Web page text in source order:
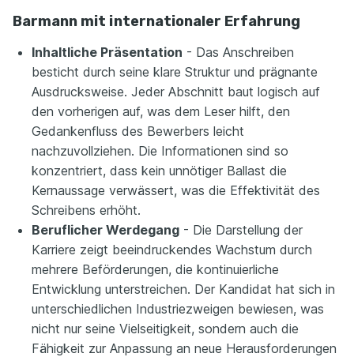
Barmann mit internationaler Erfahrung
Inhaltliche Präsentation - Das Anschreiben
besticht durch seine klare Struktur und prägnante
Ausdrucksweise. Jeder Abschnitt baut logisch auf
den vorherigen auf, was dem Leser hilft, den
Gedankenfluss des Bewerbers leicht
nachzuvollziehen. Die Informationen sind so
konzentriert, dass kein unnötiger Ballast die
Kernaussage verwässert, was die Effektivität des
Schreibens erhöht.
Beruflicher Werdegang - Die Darstellung der
Karriere zeigt beeindruckendes Wachstum durch
mehrere Beförderungen, die kontinuierliche
Entwicklung unterstreichen. Der Kandidat hat sich in
unterschiedlichen Industriezweigen bewiesen, was
nicht nur seine Vielseitigkeit, sondern auch die
Fähigkeit zur Anpassung an neue Herausforderungen